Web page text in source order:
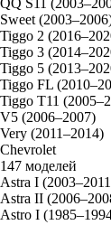
Sweet
Tiggo 2
Tiggo 3
Tiggo 5
Tiggo FL
Tiggo T11
V5 (2006–2007)
Very (2011–2014)
Chevrolet
147 моделей
Astra I
Astra II
Astro I